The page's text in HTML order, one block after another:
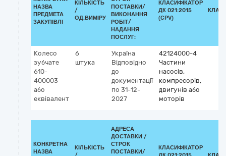
НАЗВА
ПРЕДМЕТА
ЗАКУПІВЛІ
КІЛЬКІСТЬ
/
ОД.ВИМІРУ
ПОСТАВКИ/
ВИКОНАННЯ
РОБІТ/
НАДАННЯ
ПОСЛУГ:
КЛАСИФІКАТОР
ДК 021:2015
(CPV)
Колесо
зубчате
610-
400003
або
еквівалент
6
штука
Україна
Відповідно
до
документації
по 31-12-
2027
42124000-4
Частини
насосів,
компресорів,
двигунів або
моторів
КОНКРЕТНА
НАЗВА
КІЛЬКІСТЬ
АДРЕСА
ДОСТАВКИ /
СТРОК
ПОСТАВКИ/
КЛАСИФІКАТОР